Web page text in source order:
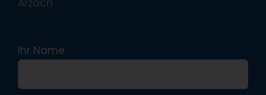
Arzach
Ihr Name